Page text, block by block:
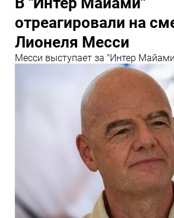
отреагировали на
Лионеля Месси
Месси выступает за "Интер